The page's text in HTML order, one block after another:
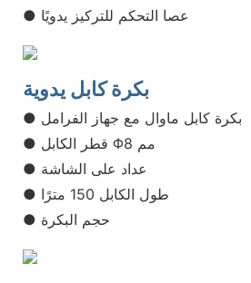
● عصا التحكم للتركيز يدويًا
بكرة كابل يدوية
● بكرة كابل ماوال مع جهاز الفرامل
● قطر الكابل Φ8 مم
● عداد على الشاشة
● طول الكابل 150 مترًا
● حجم البكرة